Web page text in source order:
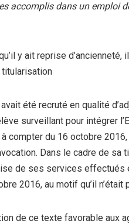
accomplis dans un emploi
y ait reprise
titularisation
été recruté en qualité
surveillant pour intégrer
compter du 16 octobre
Dans le cadre de
de ses services effectués
2016, au motif qu’il
de ce texte favorable aux